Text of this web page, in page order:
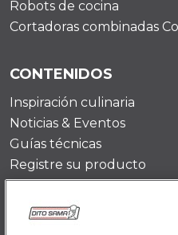
Robots de cocina
Cortadoras combinadas
CONTENIDOS
Inspiración culinaria
Noticias & Eventos
Guías técnicas
Registre su producto
DITO SAMA ES-US